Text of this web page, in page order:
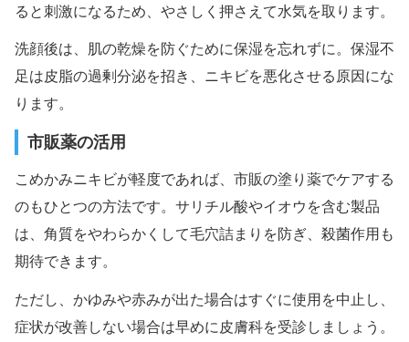
ると刺激になるため、やさしく押さえて水気を取ります。
洗顔後は、肌の乾燥を防ぐために保湿を忘れずに。保湿不
足は皮脂の過剰分泌を招き、ニキビを悪化させる原因にな
ります。
市販薬の活用
こめかみニキビが軽度であれば、市販の塗り薬でケアする
のもひとつの方法です。サリチル酸やイオウを含む製品
は、角質をやわらかくして毛穴詰まりを防ぎ、殺菌作用も
期待できます。
ただし、かゆみや赤みが出た場合はすぐに使用を中止し、
症状が改善しない場合は早めに皮膚科を受診しましょう。